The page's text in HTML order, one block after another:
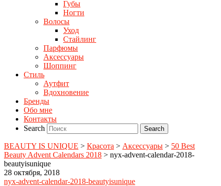
Губы
Ногти
Волосы
Уход
Стайлинг
Парфюмы
Аксессуары
Шоппинг
Стиль
Аутфит
Вдохновение
Бренды
Обо мне
Контакты
Search
BEAUTY IS UNIQUE > Красота > Аксессуары > 50 Best
Beauty Advent Calendars 2018 > nyx-advent-calendar-2018-
beautyisunique
28 октября, 2018
nyx-advent-calendar-2018-beautyisunique